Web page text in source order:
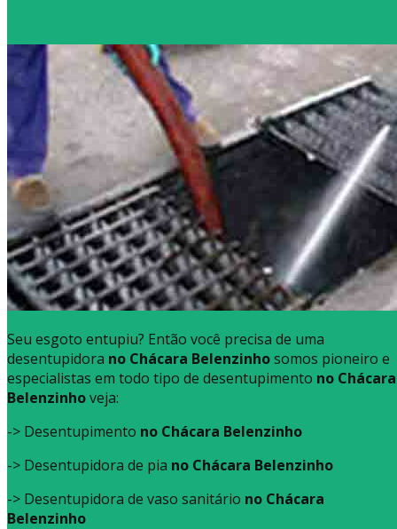
Seu esgoto entupiu? Então você precisa de uma
desentupidora no Chácara Belenzinhosomos pioneiro e
especialistas em todo tipo de desentupimento no Chácara
Belenzinhoveja:
-> Desentupimento no Chácara Belenzinho
-> Desentupidora de pia no Chácara Belenzinho
-> Desentupidora de vaso sanitário no Chácara
Belenzinho